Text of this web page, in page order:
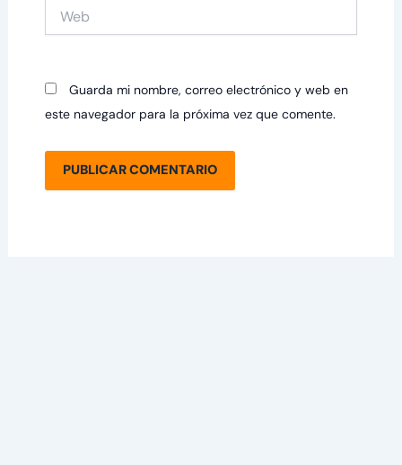
Guarda mi nombre, correo electrónico y web en
este navegador para la próxima vez que comente.